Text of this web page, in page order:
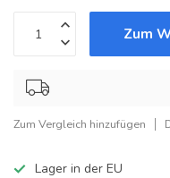
Zum
Zum Vergleich hinzufügen
Lager in der EU